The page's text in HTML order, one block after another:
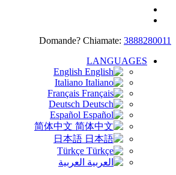
Domande? Chiamate: 3888280011
LANGUAGES
العربية